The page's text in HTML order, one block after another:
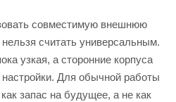
совместимую внешнюю
считать универсальным.
узкая, а сторонние корпуса
настройки. Для обычной работы
запас на будущее, а не как